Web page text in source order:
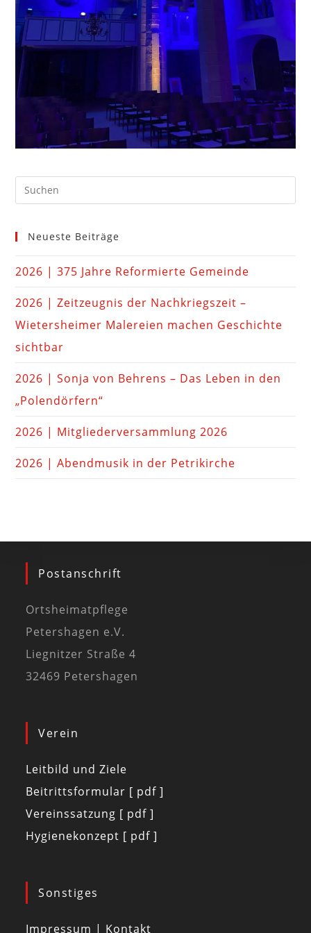
Neueste Beiträge
2026 | 375 Jahre Reformierte Gemeinde
2026 | Zeitzeugnis der Nachkriegszeit –
Wietersheimer Malereien machen Geschichte
sichtbar
2026 | Sonja von Behrens – Das Leben in den
„Polendörfern“
2026 | Mitgliederversammlung 2026
2026 | Abendmusik in der Petrikirche
Postanschrift
Ortsheimatpflege
Petershagen e.V.
Liegnitzer Straße 4
32469 Petershagen
Verein
Leitbild und Ziele
Beitrittsformular [ pdf ]
Vereinssatzung [ pdf ]
Hygienekonzept [ pdf ]
Sonstiges
Impressum | Kontakt